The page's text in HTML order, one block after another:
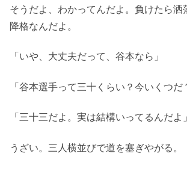
そうだよ、わかってんだよ。負けたら洒
降格なんだよ。
「いや、大丈夫だって、谷本なら」
「谷本選手って三十くらい？今いくつだ
「三十三だよ。実は結構いってるんだよ」
うざい。三人横並びで道を塞ぎやがる。